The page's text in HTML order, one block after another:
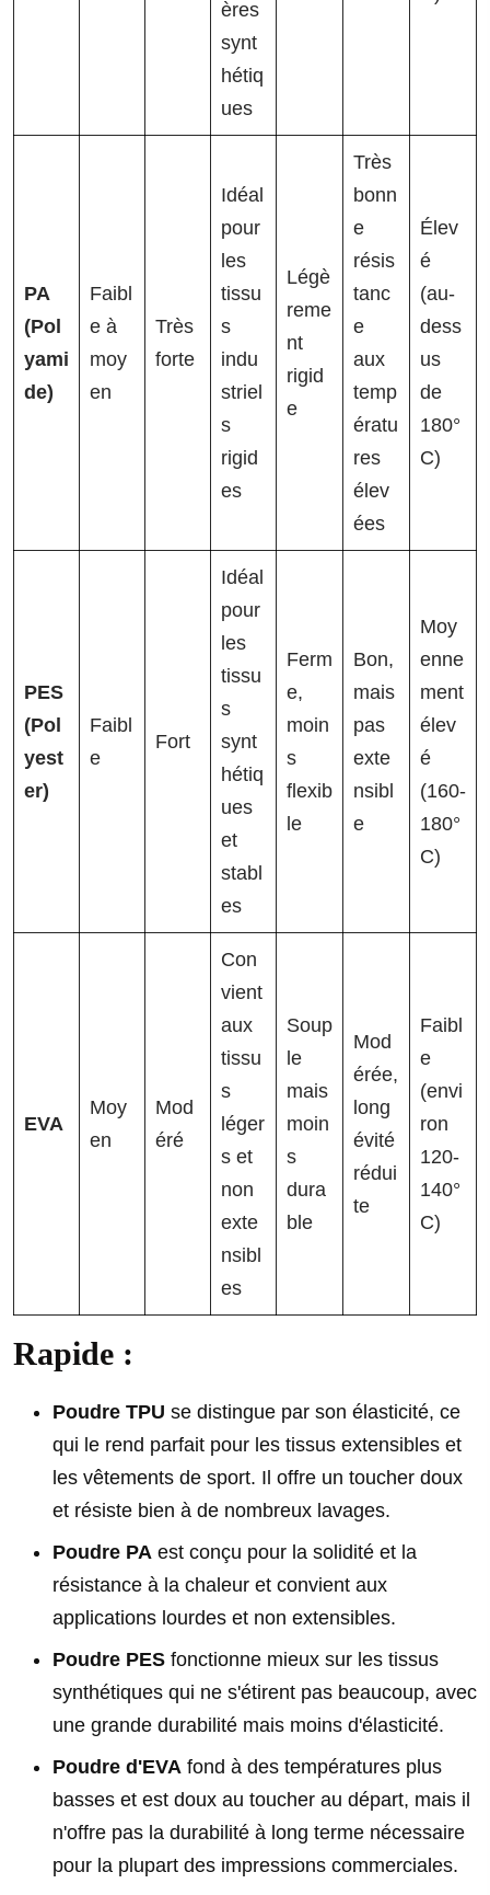
ères
synt
hétiq
ues
PA
(Pol
yami
de)
Faibl
e à
moy
en
Très
forte
Idéal
pour
les
tissu
s
indu
striel
s
rigid
es
Légè
reme
nt
rigid
e
Très
bonn
e
résis
tanc
e
aux
temp
ératu
res
élev
ées
Élev
é
(au-
dess
us
de
180°
C)
PES
(Pol
yest
er)
Faibl
e
Fort
Idéal
pour
les
tissu
s
synt
hétiq
ues
et
stabl
es
Ferm
e,
moin
s
flexib
le
Bon,
mais
pas
exte
nsibl
e
Moy
enne
ment
élev
é
(160-
180°
C)
EVA
Moy
en
Mod
éré
Con
vient
aux
tissu
s
léger
s et
non
exte
nsibl
es
Soup
le
mais
moin
s
dura
ble
Mod
érée,
long
évité
rédui
te
Faibl
e
(envi
ron
120-
140°
C)
Rapide :
Poudre TPU se distingue par son élasticité, ce
qui le rend parfait pour les tissus extensibles et
les vêtements de sport. Il offre un toucher doux
et résiste bien à de nombreux lavages.
Poudre PA est conçu pour la solidité et la
résistance à la chaleur et convient aux
applications lourdes et non extensibles.
Poudre PES fonctionne mieux sur les tissus
synthétiques qui ne s'étirent pas beaucoup, avec
une grande durabilité mais moins d'élasticité.
Poudre d'EVA fond à des températures plus
basses et est doux au toucher au départ, mais il
n'offre pas la durabilité à long terme nécessaire
pour la plupart des impressions commerciales.